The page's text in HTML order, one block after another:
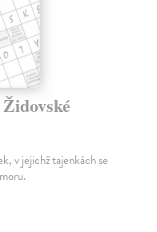
v jejichž tajenkách se